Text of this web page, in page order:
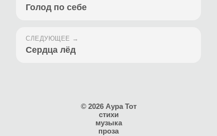
Голод по себе
СЛЕДУЮЩЕЕ →
Сердца лёд
© 2026 Аура Тот
стихи
музыка
проза